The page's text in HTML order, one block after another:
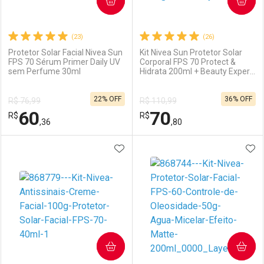
Comprar sem Desconto
Por R$ 12,00/cada
Comprar sem Desconto
Por R$ 12,00/cada
Comprar sem Desconto
Por R$ 39,90/cada
Comprar sem Desconto
Por R$ 39,90/cada
(23)
Protetor Solar Facial Nivea Sun
FPS 70 Sérum Primer Daily UV
sem Perfume 30ml
R$ 76,99
R$60,36
22% OFF
Laboratório
Por Menos
(26)
Kit Nivea Sun Protetor Solar
Corporal FPS 70 Protect &
Hidrata 200ml + Beauty Expert
R$ 110,99
R$70,80
36% OFF
Laboratório
Por Menos
ADICIONAR AOS FAVORITOS
COMPRAR COMPRAR